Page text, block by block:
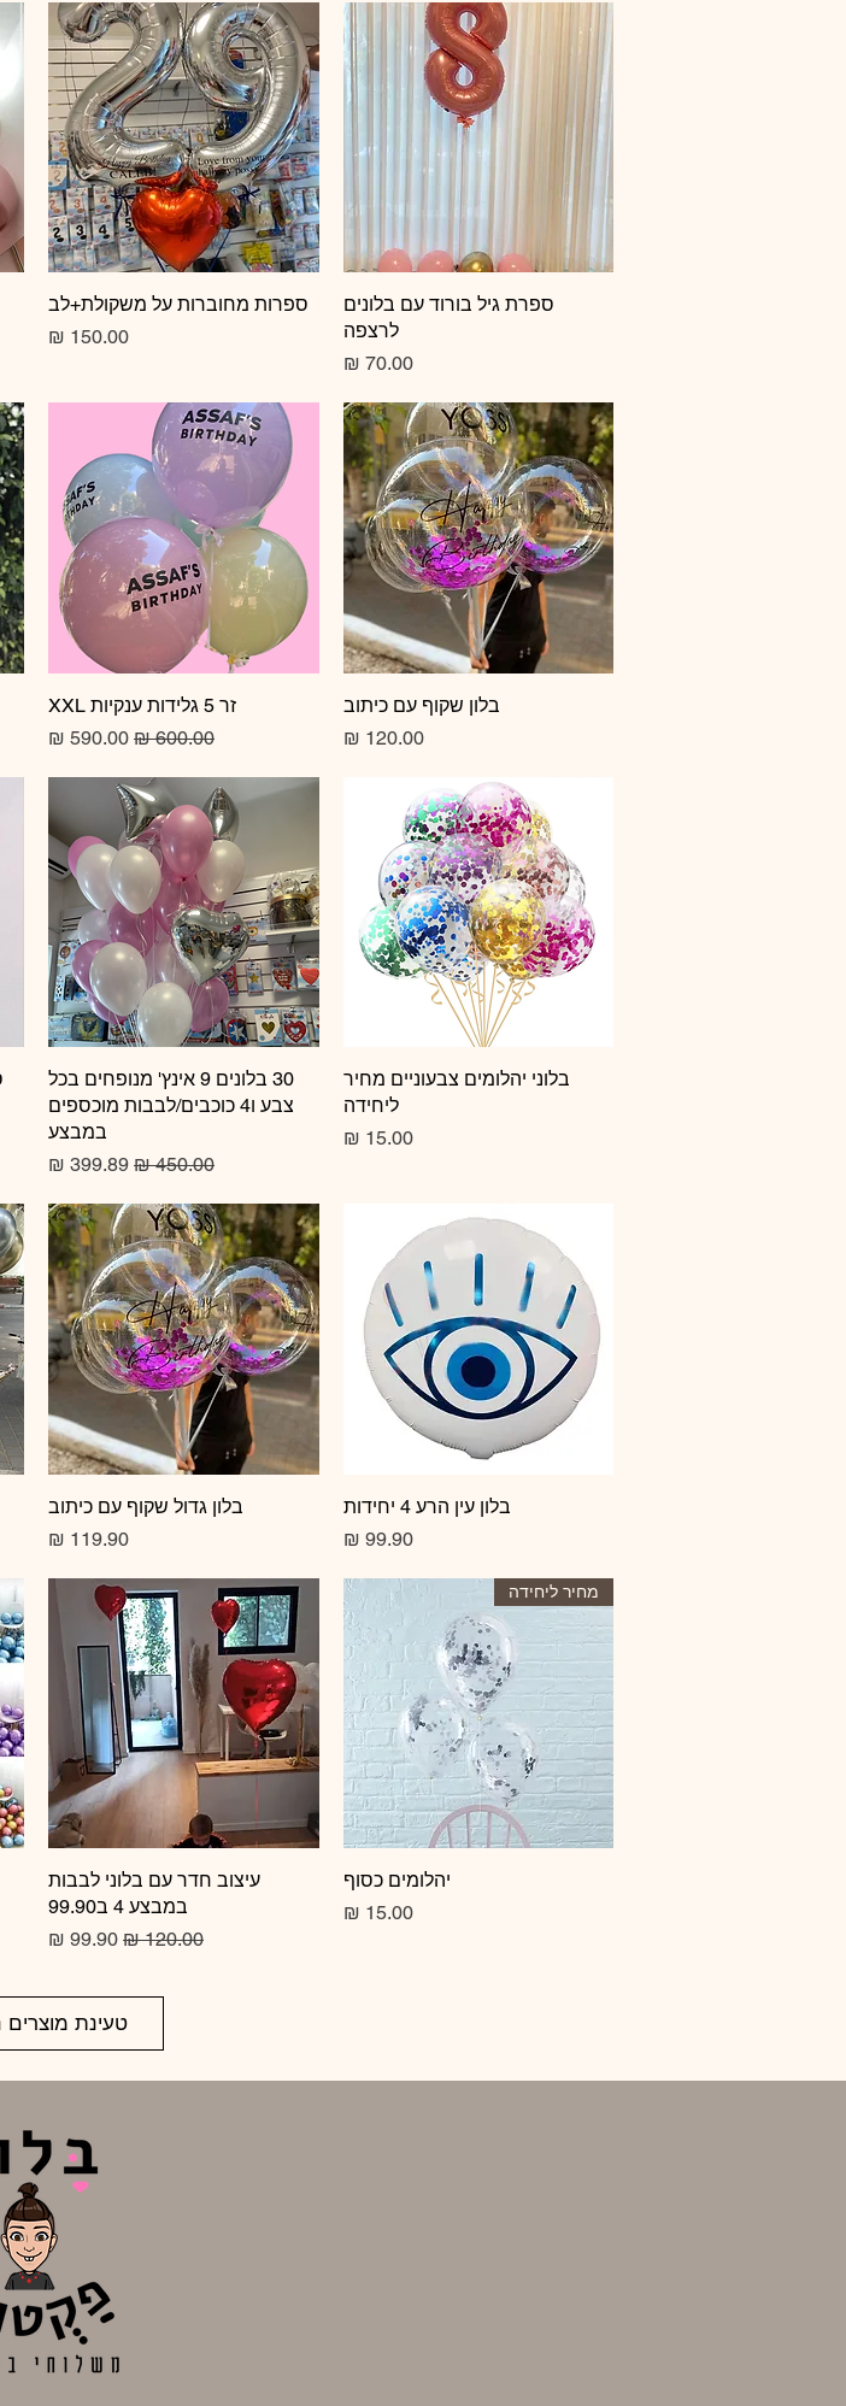
תצוגה מהירה
ספרת גיל בורוד עם בלונים
לרצפה
מחיר‏70.00 ‏₪
תצוגה מהירה
ספרות מחוברות על משקולת+לב
מחיר
תצוגה מהירה
בלון שקוף עם כיתוב
מחיר‏120.00 ‏₪
תצוגה מהירה
זר 5 גלידות ענקיות XXL
מחיר רגיל מחיר מבצע
תצוגה מהירה
בלוני יהלומים צבעוניים מחיר
ליחידה
מחיר‏15.00 ‏₪
תצוגה מהירה
30 בלונים 9 אינץ' מנופחים בכל
צבע ו4 כוכבים/לבבות מוכספים
במבצע
מחיר רגיל מחיר מבצע
תצוגה מהירה
בלון עין הרע 4 יחידות
מחיר‏99.90 ‏₪
תצוגה מהירה
בלון גדול שקוף עם כיתוב
מחיר
תצוגה מהירה
מחיר ליחידה
יהלומים כסוף
מחיר‏15.00 ‏₪
תצוגה מהירה
עיצוב חדר עם בלוני לבבות
במבצע 4 ב99.90
מחיר רגיל מחיר מבצע
טעינת מוצרים